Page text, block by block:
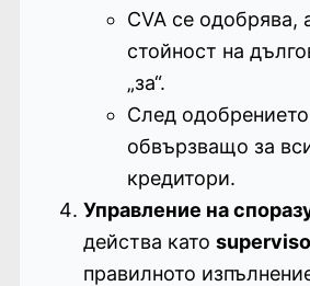
CVA се одобрява,
стойност на
„за“.
След
обвързващо за
кредитори.
Управление на
действа като
правилното